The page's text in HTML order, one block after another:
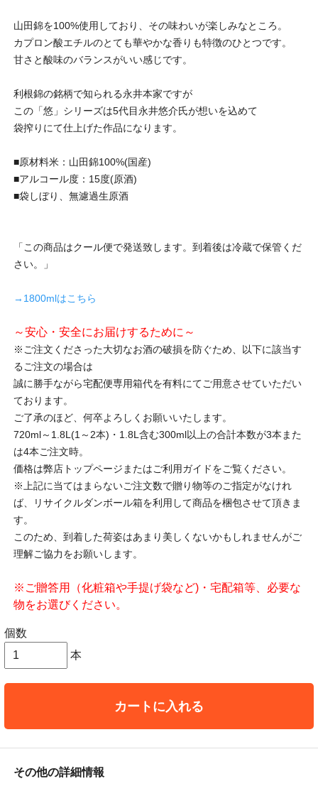
山田錦を100%使用しており、その味わいが楽しみなところ。
カプロン酸エチルのとても華やかな香りも特徴のひとつです。
甘さと酸味のバランスがいい感じです。
利根錦の銘柄で知られる永井本家ですが
この「悠」シリーズは5代目永井悠介氏が想いを込めて
袋搾りにて仕上げた作品になります。
■原材料米：山田錦100%(国産)
■アルコール度：15度(原酒)
■袋しぼり、無濾過生原酒
「この商品はクール便で発送致します。到着後は冷蔵で保管くだ
さい。」
→1800mlはこちら
～安心・安全にお届けするために～
※ご注文くださった大切なお酒の破損を防ぐため、以下に該当す
るご注文の場合は
誠に勝手ながら宅配便専用箱代を有料にてご用意させていただい
ております。
ご了承のほど、何卒よろしくお願いいたします。
720ml～1.8L(1～2本)・1.8L含む300ml以上の合計本数が3本また
は4本ご注文時。
価格は弊店トップページまたはご利用ガイドをご覧ください。
※上記に当てはまらないご注文数で贈り物等のご指定がなけれ
ば、リサイクルダンボール箱を利用して商品を梱包させて頂きま
す。
このため、到着した荷姿はあまり美しくないかもしれませんがご
理解ご協力をお願いします。
※ご贈答用（化粧箱や手提げ袋など)・宅配箱等、必要な
物をお選びください。
個数
本
カートに入れる
その他の詳細情報